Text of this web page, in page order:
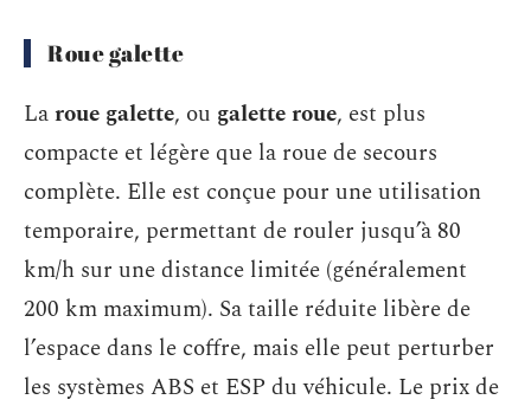
Roue galette
Laroue galette, ou galette roue, est plus
compacte et légère que la roue de secours
complète. Elle est conçue pour une utilisation
temporaire, permettant de rouler jusqu’à 80
km/h sur une distance limitée (généralement
200 km maximum). Sa taille réduite libère de
l’espace dans le coffre, mais elle peut perturber
les systèmes ABS et ESP du véhicule. Le prix de